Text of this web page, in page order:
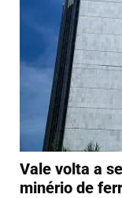
Vale volta a
minério de